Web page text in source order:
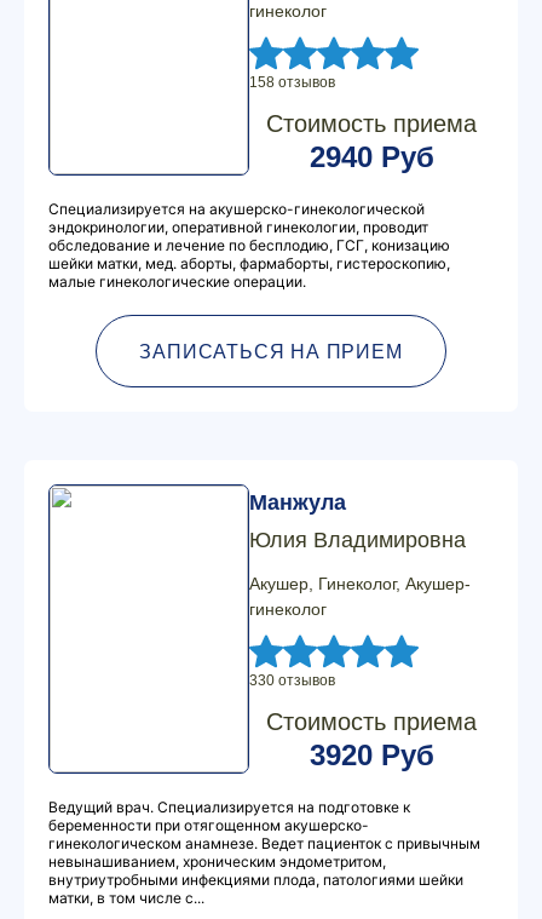
гинеколог
158 отзывов
Стоимость приема
2940 Руб
Специализируется на акушерско-гинекологической
эндокринологии, оперативной гинекологии, проводит
обследование и лечение по бесплодию, ГСГ, конизацию
шейки матки, мед. аборты, фармаборты, гистероскопию,
малые гинекологические операции.
ЗАПИСАТЬСЯ НА ПРИЕМ
Манжула
Юлия Владимировна
Акушер, Гинеколог, Акушер-
гинеколог
330 отзывов
Стоимость приема
3920 Руб
Ведущий врач. Специализируется на подготовке к
беременности при отягощенном акушерско-
гинекологическом анамнезе. Ведет пациенток с привычным
невынашиванием, хроническим эндометритом,
внутриутробными инфекциями плода, патологиями шейки
матки, в том числе с...